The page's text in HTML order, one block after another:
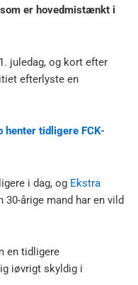
er hovedmistænkt i
juledag, og kort efter
efterlyste en
henter tidligere FCK-
i dag, og Ekstra
årige mand har en vild
en tidligere
iøvrigt skyldig i